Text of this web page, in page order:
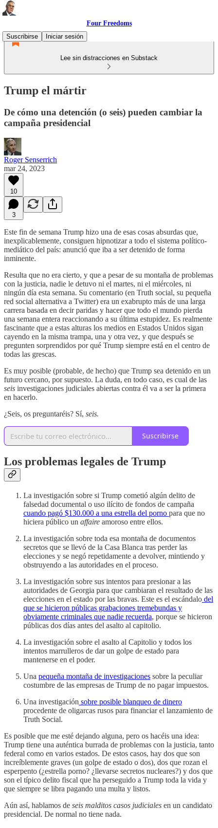
Four Freedoms
Suscribirse
Iniciar sesión
Lee sin distracciones en Substack
Trump el mártir
De cómo una detención (o seis) pueden cambiar la
campaña presidencial
Roger Senserrich
mar 24, 2023
10
3
Este fin de semana Trump hizo una de esas cosas absurdas que,
inexplicablemente, consiguen hipnotizar a todo el sistema político-
mediático del país: anunció que iba a ser detenido de forma
inminente.
Resulta que no era cierto, y que a pesar de su montaña de problemas
con la justicia, nadie le detuvo ni el martes, ni el miércoles, ni
ningún día esta semana. Su comentario (en Truth social, su pequeña
red social alternativa a Twitter) era un exabrupto más de una larga
carrera basada en decir paridas y hacer que todo el mundo pierda
una semana entera reaccionando a su última estupidez. Es realmente
fascinante que a estas alturas los medios en Estados Unidos sigan
cayendo en la misma trampa, una y otra vez, y que después se
pregunten sorprendidos por qué Trump siempre está en el centro de
todas las grescas.
Es muy posible (probable, de hecho) que Trump sea detenido en un
futuro cercano, por supuesto. La duda, en todo caso, es cual de las
seis investigaciones judiciales abiertas contra él va a ser la primera
en hacerlo.
¿Seis, os preguntaréis? Sí, seis.
Suscribirse
Los problemas legales de Trump
La investigación sobre si Trump cometió algún delito de
falsedad documental o uso ilícito de fondos de campaña
cuando pagó $130.000 a una estrella del porno para que no
hiciera público un affaire amoroso entre ellos.
La investigación sobre toda esa montaña de documentos
secretos que se llevó de la Casa Blanca tras perder las
elecciones y se negó repetidamente a devolver, mintiendo y
obstruyendo a las autoridades en el proceso.
La investigación sobre sus intentos para presionar a las
autoridades de Georgia para que cambiaran el resultado de las
elecciones en el estado por las bravas. Este es el escándalo del
que se hicieron públicas grabaciones tremebundas y
obviamente criminales que nadie recuerda, porque se hicieron
públicas dos días antes del asalto al capitolio.
La investigación sobre el asalto al Capitolio y todos los
intentos marrulleros de dar un golpe de estado para
mantenerse en el poder.
Una pequeña montaña de investigaciones sobre la peculiar
costumbre de las empresas de Trump de no pagar impuestos.
Una investigación sobre posible blanqueo de dinero
procedente de oligarcas rusos para financiar el lanzamiento de
Truth Social.
Es posible que me esté dejando alguna, pero os hacéis una idea:
Trump tiene una auténtica burrada de problemas con la justicia, tanto
federal como en varios estados. De estos casos, hay dos que son
increíblemente graves (un golpe de estado o dos), dos que rozan el
esperpento (¿estrella porno? ¿llevarse secretos nucleares?) y dos que
son el típico delito fiscal que ha perseguido a Trump toda la vida y
que siempre se libra pagando una multa y listos.
Aún así, hablamos de seis malditos casos judiciales en un candidato
presidencial. De normal no tiene nada.